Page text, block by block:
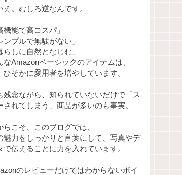
え。むしろ逆なんです。
機能で高コスパ」
ンプルで無駄がない」
らしに自然となじむ」
なAmazonベーシックのアイテムは、
ひそかに愛用者を増やしています。
残念ながら、知られていないだけで「ス
されてしまう」商品が多いのも事実。
らこそ、このブログでは、
魅力をしっかりと言葉にして、写真やデ
で伝えることに力を入れています。
のレビューだけではわからないポイ